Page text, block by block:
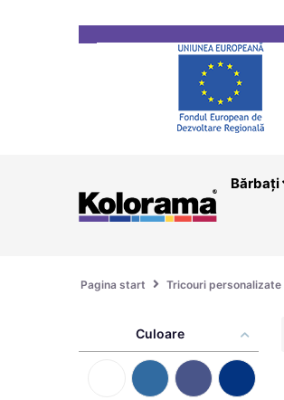
Bărbați
Pagina start Tricouri personalizate
Culoare